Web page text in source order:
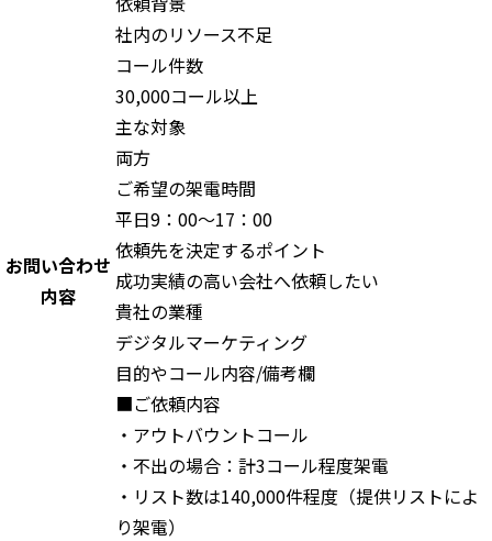
お問い合わせ
内容
社内のリソース不足
コール件数
30,000コール以上
主な対象
両方
ご希望の架電時間
平日9：00～17：00
依頼先を決定するポイント
成功実績の高い会社へ依頼したい
貴社の業種
デジタルマーケティング
目的やコール内容/備考欄
■ご依頼内容
・アウトバウントコール
・不出の場合：計3コール程度架電
・リスト数は140,000件程度（提供リストによ
り架電）